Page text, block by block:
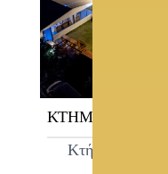
ΚΤΗΜΑ
Κτήματα Γάμου